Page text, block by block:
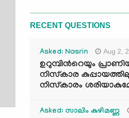
RECENT QUESTIONS
Asked: Nasrin Aug 2,
ഉറുമ്പിന്‍റെയും
നിസ്കാര
നിസ്കാരം
Asked: സാലിം കുഴിമണ്ണ